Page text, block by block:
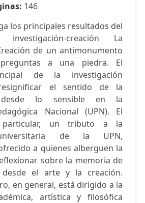
146
los principales resultados del
creación La
de un antimonumento
a una piedra. El
de la investigación
el sentido de la
desde lo sensible en la
Nacional (UPN). El
un tributo a la
de la UPN,
a quienes alberguen la
sobre la memoria de
desde el arte y la creación.
en general, está dirigido a la
artística y filosófica